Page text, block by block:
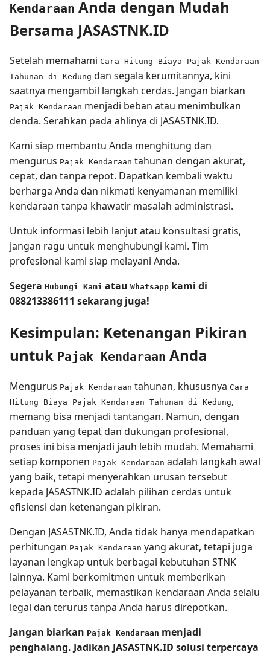
Kendaraan Anda dengan Mudah
Bersama JASASTNK.ID
Setelah memahami Cara Hitung Biaya Pajak Kendaraan
Tahunan di Kedung dan segala kerumitannya, kini
saatnya mengambil langkah cerdas. Jangan biarkan
Pajak Kendaraan menjadi beban atau menimbulkan
denda. Serahkan pada ahlinya di JASASTNK.ID.
Kami siap membantu Anda menghitung dan
mengurus Pajak Kendaraan tahunan dengan akurat,
cepat, dan tanpa repot. Dapatkan kembali waktu
berharga Anda dan nikmati kenyamanan memiliki
kendaraan tanpa khawatir masalah administrasi.
Untuk informasi lebih lanjut atau konsultasi gratis,
jangan ragu untuk menghubungi kami. Tim
profesional kami siap melayani Anda.
Segera Hubungi Kami atau Whatsapp kami di
088213386111 sekarang juga!
Kesimpulan: Ketenangan Pikiran
untuk Pajak Kendaraan Anda
Mengurus Pajak Kendaraan tahunan, khususnya Cara
Hitung Biaya Pajak Kendaraan Tahunan di Kedung,
memang bisa menjadi tantangan. Namun, dengan
panduan yang tepat dan dukungan profesional,
proses ini bisa menjadi jauh lebih mudah. Memahami
setiap komponen Pajak Kendaraan adalah langkah awal
yang baik, tetapi menyerahkan urusan tersebut
kepada JASASTNK.ID adalah pilihan cerdas untuk
efisiensi dan ketenangan pikiran.
Dengan JASASTNK.ID, Anda tidak hanya mendapatkan
perhitungan Pajak Kendaraan yang akurat, tetapi juga
layanan lengkap untuk berbagai kebutuhan STNK
lainnya. Kami berkomitmen untuk memberikan
pelayanan terbaik, memastikan kendaraan Anda selalu
legal dan terurus tanpa Anda harus direpotkan.
Jangan biarkan Pajak Kendaraan menjadi
penghalang. Jadikan JASASTNK.ID solusi terpercaya